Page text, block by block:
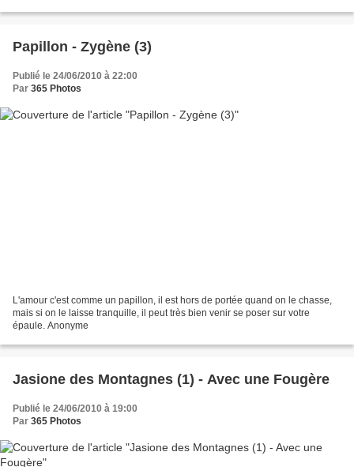
Papillon - Zygène (3)
Publié le 24/06/2010 à 22:00
Par 365 Photos
L'amour c'est comme un papillon, il est hors de portée quand on le chasse,
mais si on le laisse tranquille, il peut très bien venir se poser sur votre
épaule. Anonyme
Jasione des Montagnes (1) - Avec une Fougère
Publié le 24/06/2010 à 19:00
Par 365 Photos